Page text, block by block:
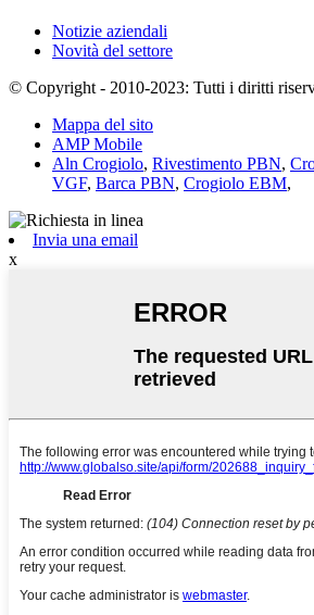
Notizie aziendali
Novità del settore
© Copyright - 2010-2023: Tutti i diritti
Mappa del sito
AMP Mobile
Aln Crogiolo, Rivestimento PBN,
VGF, Barca PBN, Crogiolo EBM,
Invia una email
x